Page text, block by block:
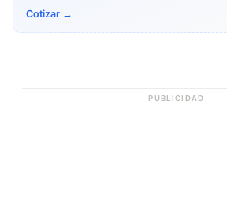
Cotizar →
PUBLICIDAD